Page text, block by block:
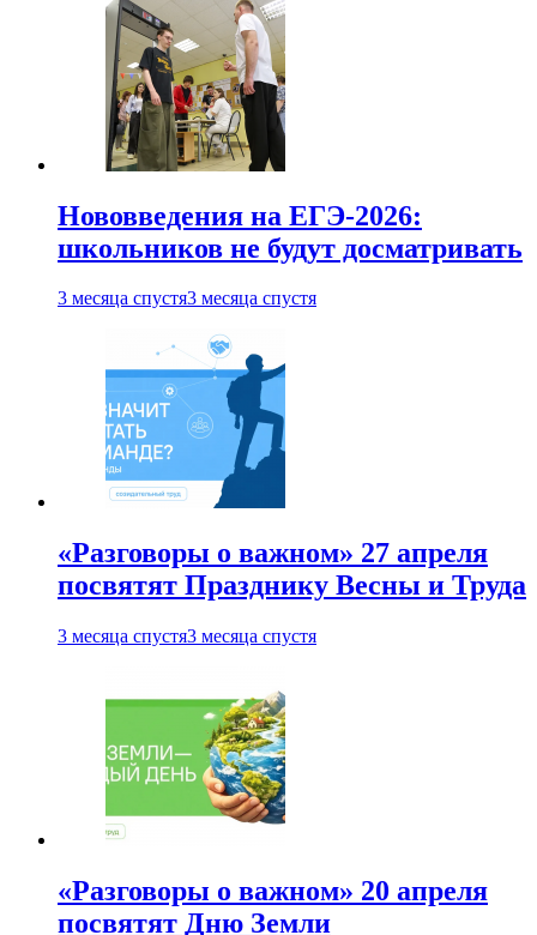
Нововведения на ЕГЭ-2026:
школьников не будут досматривать
3 месяца спустя3 месяца спустя
«Разговоры о важном» 27 апреля
посвятят Празднику Весны и Труда
3 месяца спустя3 месяца спустя
«Разговоры о важном» 20 апреля
посвятят Дню Земли